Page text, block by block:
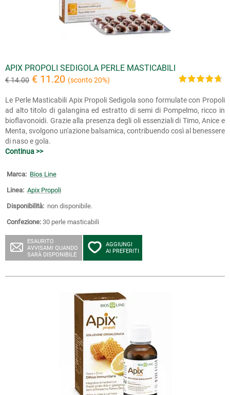
APIX PROPOLI SEDIGOLA PERLE MASTICABILI
€ 14.00 € 11.20 (sconto 20%)
Le Perle Masticabili Apix Propoli Sedigola sono formulate con Propoli
ad alto titolo di galangina ed estratto di semi di Pompelmo, ricco in
bioflavonoidi. Grazie alla presenza degli oli essenziali di Timo, Anice e
Menta, svolgono un'azione balsamica, contribuendo così al benessere
di naso e gola.
Continua >>
Marca: Bios Line
Linea: Apix Propoli
Disponibilità: non disponibile.
Confezione: 30 perle masticabili
ESAURITO
AVVISAMI QUANDO
SARÀ DISPONIBILE
AGGIUNGI
AI PREFERITI